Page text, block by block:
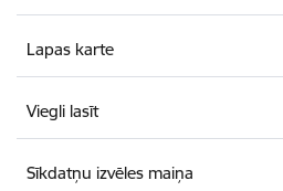
Lapas karte
Viegli lasīt
Sīkdatņu izvēles maiņa